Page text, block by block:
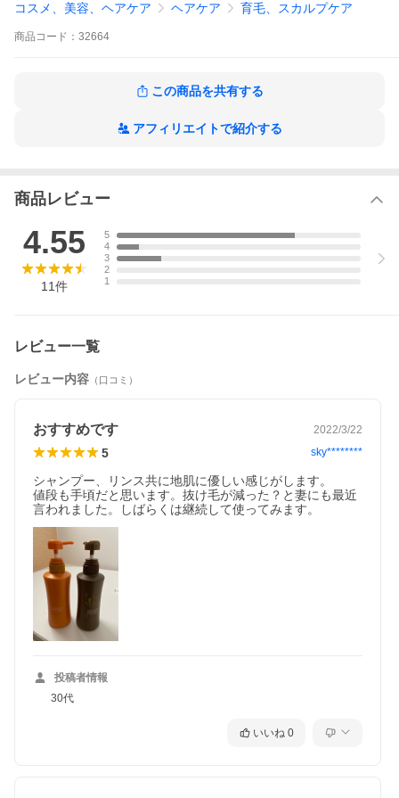
「薬用 RJ地肌ケアシリーズ」は大人の髪悩みに対応した新発想の
ヘアケアシリーズ。ローヤルゼリーエキスの頭皮と髪への働きを
手にいれましょう。
保湿成分として、ローヤルゼリーエキス配合で地肌に潤いを与
コスメ、美容、ヘアケア ヘアケア 育毛、スカルプケア
商品 コード： 32664
この商品を共有する
アフィリエイトで紹介する
商品レビュー
4.55
11件
5
4
3
2
1
レビュー一覧
レビュー内容 （口コミ）
おすすめです 2022/3/22
5 sky********
シャンプー、リンス共に地肌に優しい感じがします。
値段も手頃だと思います。抜け毛が減った？と妻にも最近
言われました。しばらくは継続して使ってみます。
投稿者情報
30代
いいね 0